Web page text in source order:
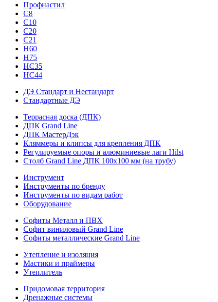
Профнастил
С8
С10
С20
С21
H60
H75
HС35
НС44
ДЭ Стандарт и Нестандарт
Стандартные ДЭ
Террасная доска (ДПК)
ДПК Grand Line
ДПК МастерДэк
Кляммеры и клипсы для крепления ДПК
Регулируемые опоры и алюминиевые лаги Hilst
Столб Grand Line ДПК 100х100 мм (на трубу)
Инструмент
Инструменты по бренду
Инструменты по видам работ
Оборудование
Софиты Металл и ПВХ
Софит виниловый Grand Line
Софиты металлические Grand Line
Утепление и изоляция
Мастики и праймеры
Утеплитель
Придомовая территория
Дренажные системы